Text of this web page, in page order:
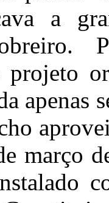
a
projeto
apenas
março